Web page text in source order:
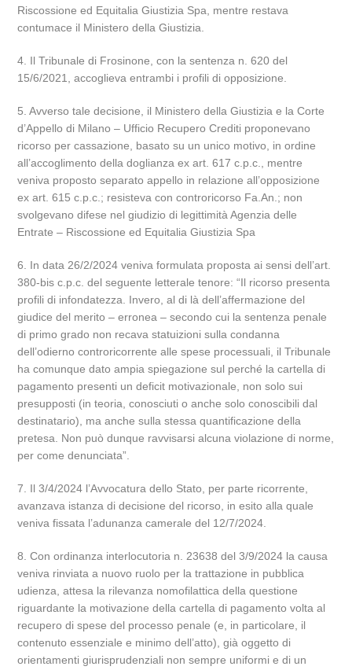
Riscossione ed Equitalia Giustizia Spa, mentre restava
contumace il Ministero della Giustizia.
4. Il Tribunale di Frosinone, con la sentenza n. 620 del
15/6/2021, accoglieva entrambi i profili di opposizione.
5. Avverso tale decisione, il Ministero della Giustizia e la Corte
d’Appello di Milano – Ufficio Recupero Crediti proponevano
ricorso per cassazione, basato su un unico motivo, in ordine
all’accoglimento della doglianza ex art. 617 c.p.c., mentre
veniva proposto separato appello in relazione all’opposizione
ex art. 615 c.p.c.; resisteva con controricorso Fa.An.; non
svolgevano difese nel giudizio di legittimità Agenzia delle
Entrate – Riscossione ed Equitalia Giustizia Spa
6. In data 26/2/2024 veniva formulata proposta ai sensi dell’art.
380-bis c.p.c. del seguente letterale tenore: “Il ricorso presenta
profili di infondatezza. Invero, al di là dell’affermazione del
giudice del merito – erronea – secondo cui la sentenza penale
di primo grado non recava statuizioni sulla condanna
dell’odierno controricorrente alle spese processuali, il Tribunale
ha comunque dato ampia spiegazione sul perché la cartella di
pagamento presenti un deficit motivazionale, non solo sui
presupposti (in teoria, conosciuti o anche solo conoscibili dal
destinatario), ma anche sulla stessa quantificazione della
pretesa. Non può dunque ravvisarsi alcuna violazione di norme,
per come denunciata”.
7. Il 3/4/2024 l’Avvocatura dello Stato, per parte ricorrente,
avanzava istanza di decisione del ricorso, in esito alla quale
veniva fissata l’adunanza camerale del 12/7/2024.
8. Con ordinanza interlocutoria n. 23638 del 3/9/2024 la causa
veniva rinviata a nuovo ruolo per la trattazione in pubblica
udienza, attesa la rilevanza nomofilattica della questione
riguardante la motivazione della cartella di pagamento volta al
recupero di spese del processo penale (e, in particolare, il
contenuto essenziale e minimo dell’atto), già oggetto di
orientamenti giurisprudenziali non sempre uniformi e di un